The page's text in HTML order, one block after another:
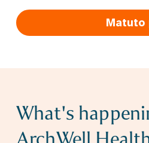
Matuto
What's